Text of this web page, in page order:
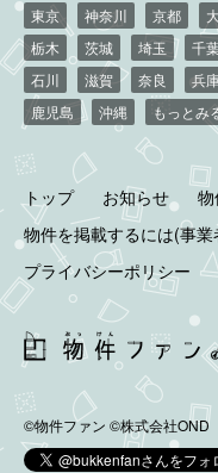
東京 神奈川 京都
栃木
茨城 埼玉 千
石川
滋賀 奈良 兵
鹿児島
沖縄 もっとみ
トップ お知らせ
物件を掲載するには(事業
プライバシーポリシー
©物件ファン ©株式会社OND